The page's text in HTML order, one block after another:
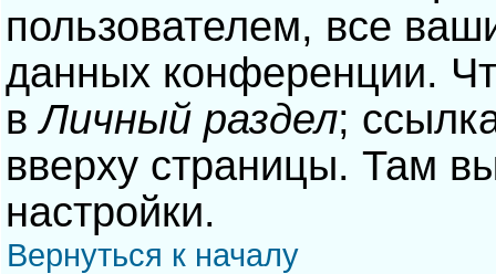
пользователем, все
данных конференции.
вЛичный раздел;
вверху страницы. Там
настройки.
Вернуться к началу